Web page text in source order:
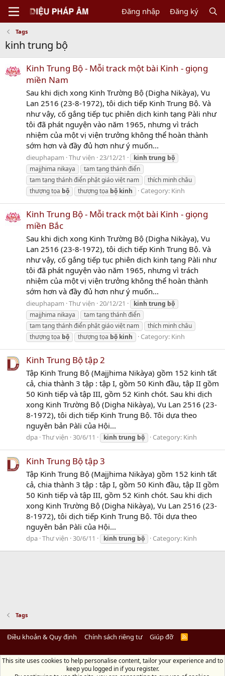
Đăng nhập Đăng ký
Tags
kinh trung bộ
Kinh Trung Bộ - Mỗi track một bài Kinh - giọng
miền Nam
Sau khi dịch xong Kinh Trường Bộ (Digha Nikàya), Vu
Lan 2516 (23-8-1972), tôi dịch tiếp Kinh Trung Bộ. Và
như vậy, cố gắng tiếp tục phiên dịch kinh tạng Pàli như
tôi đã phát nguyện vào năm 1965, nhưng vì trách
nhiệm của một vị viện trưởng không thể hoàn thành
sớm hơn và đầy đủ hơn như ý muốn...
dieuphapam Thư viện 23/12/21 kinh trung bộ
majjhima nikaya
tam tạng thánh điển
tam tạng thánh điển phật giáo việt nam
thích minh châu
thượng tọa bộ thượng tọa bộ kinh Category: Kinh
Kinh Trung Bộ - Mỗi track một bài Kinh - giọng
miền Bắc
Sau khi dịch xong Kinh Trường Bộ (Digha Nikàya), Vu
Lan 2516 (23-8-1972), tôi dịch tiếp Kinh Trung Bộ. Và
như vậy, cố gắng tiếp tục phiên dịch kinh tạng Pàli như
tôi đã phát nguyện vào năm 1965, nhưng vì trách
nhiệm của một vị viện trưởng không thể hoàn thành
sớm hơn và đầy đủ hơn như ý muốn...
dieuphapam Thư viện 20/12/21 kinh trung bộ
majjhima nikaya
tam tạng thánh điển
tam tạng thánh điển phật giáo việt nam
thích minh châu
thượng tọa bộ thượng tọa bộ kinh Category: Kinh
Kinh Trung Bộ tập 2
Tập Kinh Trung Bộ (Majjhima Nikàya) gồm 152 kinh tất
cả, chia thành 3 tập : tập I, gồm 50 Kinh đầu, tập II gồm
50 Kinh tiếp và tập III, gồm 52 Kinh chót. Sau khi dịch
xong Kinh Trường Bộ (Digha Nikàya), Vu Lan 2516 (23-
8-1972), tôi dịch tiếp Kinh Trung Bộ. Tôi dựa theo
nguyên bản Pàli của Hội...
dpa Thư viện 30/6/11 kinh trung bộ Category: Kinh
Kinh Trung Bộ tập 3
Tập Kinh Trung Bộ (Majjhima Nikàya) gồm 152 kinh tất
cả, chia thành 3 tập : tập I, gồm 50 Kinh đầu, tập II gồm
50 Kinh tiếp và tập III, gồm 52 Kinh chót. Sau khi dịch
xong Kinh Trường Bộ (Digha Nikàya), Vu Lan 2516 (23-
8-1972), tôi dịch tiếp Kinh Trung Bộ. Tôi dựa theo
nguyên bản Pàli của Hội...
dpa Thư viện 30/6/11 kinh trung bộ Category: Kinh
Tags
Điều khoản & Quy định Chính sách riêng tư Giúp đỡ
R
Diệu Pháp Âm
Chùa Diệu Pháp - Số 72/14 Phú Mỹ, Phú Hòa Đông, Củ Chi, TP.HCM
This site uses cookies to help personalise content, tailor your experience and to
keep you logged in if you register.